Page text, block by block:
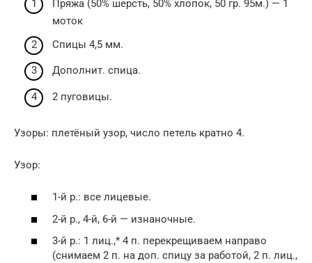
Пряжа (50% шерсть, 50% хлопок, 50 гр. 95м.) — 1
моток
Спицы 4,5 мм.
Дополнит. спица.
2 пуговицы.
Узоры: плетёный узор, число петель кратно 4.
Узор:
1-й р.: все лицевые.
2-й р., 4-й, 6-й — изнаночные.
3-й р.: 1 лиц.,* 4 п. перекрещиваем направо
(снимаем 2 п. на доп. спицу за работой, 2 п. лиц.,